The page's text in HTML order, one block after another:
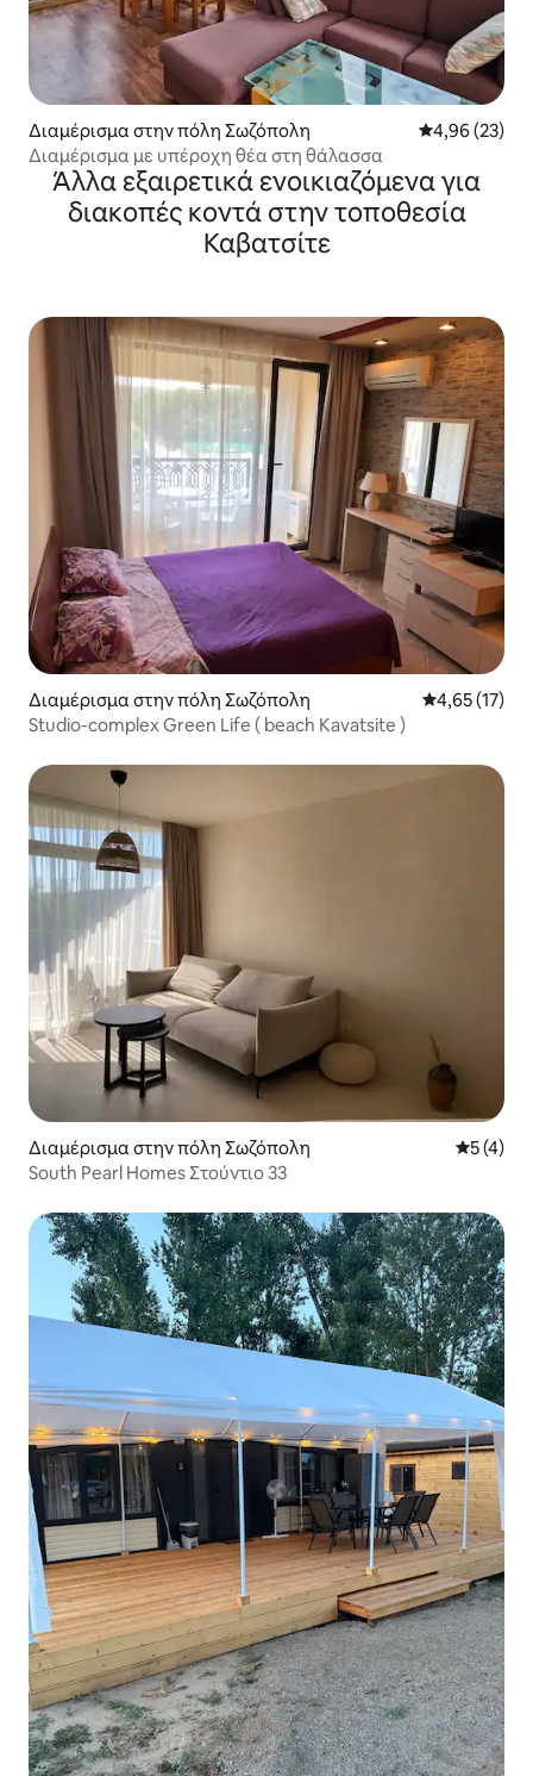
Διαμέρισμα στην πόλη Σωζόπολη Μέση
4,96 (23)
Διαμέρισμα με υπέροχη θέα στη θάλασσα
Άλλα εξαιρετικά ενοικιαζόμενα για
διακοπές κοντά στην τοποθεσία
Καβατσίτε
Διαμέρισμα στην πόλη Σωζόπολη Μέση
4,65 (17)
Studio-complex Green Life ( beach Kavatsite )
Διαμέρισμα στην πόλη Σωζόπολη Μέση
5 (4)
South Pearl Homes Στούντιο 33